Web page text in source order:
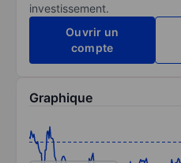
investissement.
Ouvrir un
compte
Graphique
Line chart with 297 data